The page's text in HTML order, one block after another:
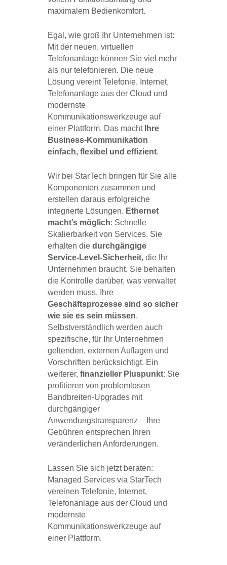
maximalem Bedienkomfort.
Egal, wie groß Ihr Unternehmen ist:
Mit der neuen, virtuellen
Telefonanlage können Sie viel mehr
als nur telefonieren. Die neue
Lösung vereint Telefonie, Internet,
Telefonanlage aus der Cloud und
modernste
Kommunikationswerkzeuge auf
einer Plattform. Das macht Ihre
Business-Kommunikation
einfach, flexibel und effizient.
Wir bei StarTech bringen für Sie alle
Komponenten zusammen und
erstellen daraus erfolgreiche
integrierte Lösungen. Ethernet
macht’s möglich: Schnelle
Skalierbarkeit von Services. Sie
erhalten die durchgängige
Service-Level-Sicherheit, die Ihr
Unternehmen braucht. Sie behalten
die Kontrolle darüber, was verwaltet
werden muss. Ihre
Geschäftsprozesse sind so sicher
wie sie es sein müssen.
Selbstverständlich werden auch
spezifische, für Ihr Unternehmen
geltenden, externen Auflagen und
Vorschriften berücksichtigt. Ein
weiterer, finanzieller Pluspunkt: Sie
profitieren von problemlosen
Bandbreiten-Upgrades mit
durchgängiger
Anwendungstransparenz – Ihre
Gebühren entsprechen Ihren
veränderlichen Anforderungen.
Lassen Sie sich jetzt beraten:
Managed Services via StarTech
vereinen Telefonie, Internet,
Telefonanlage aus der Cloud und
modernste
Kommunikationswerkzeuge auf
einer Plattform.